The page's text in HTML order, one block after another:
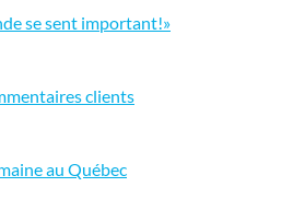
se sent important!»
clients
au Québec